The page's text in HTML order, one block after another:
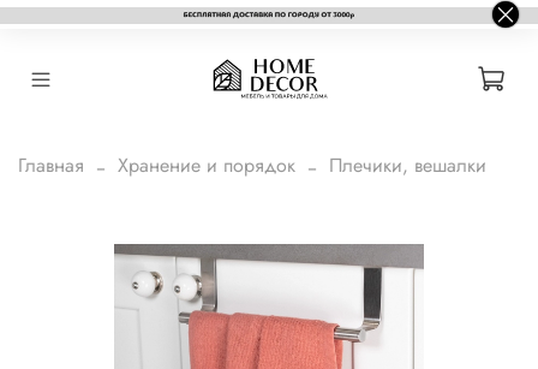
Главная Хранение и порядок Плечики, вешалки